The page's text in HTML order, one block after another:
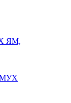
ЯМ,